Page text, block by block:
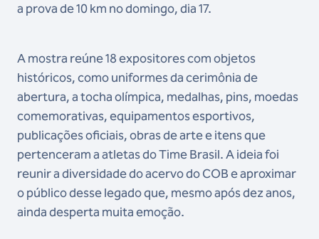
a prova de 10 km no domingo, dia 17.
A mostra reúne 18 expositores com objetos
históricos, como uniformes da cerimônia de
abertura, a tocha olímpica, medalhas, pins, moedas
comemorativas, equipamentos esportivos,
publicações oficiais, obras de arte e itens que
pertenceram a atletas do Time Brasil. A ideia foi
reunir a diversidade do acervo do COB e aproximar
o público desse legado que, mesmo após dez anos,
ainda desperta muita emoção.